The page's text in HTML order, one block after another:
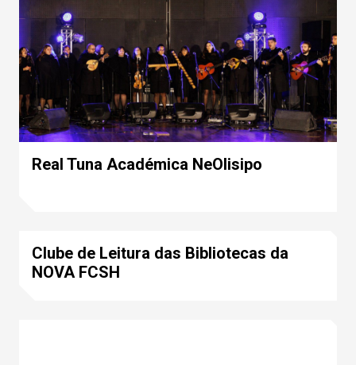
Real Tuna Académica NeOlisipo
Clube de Leitura das Bibliotecas da
NOVA FCSH